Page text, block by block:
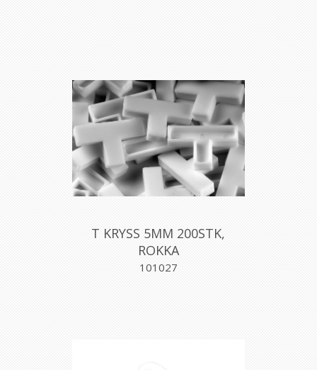
T KRYSS 5MM 200STK,
ROKKA
101027